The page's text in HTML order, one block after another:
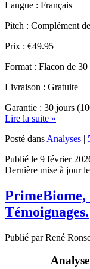
Pitch : Complément
Prix : €49.95
Format : Flacon de 30
Livraison : Gratuite
Garantie : 30 jours
Posté dansAnalyses
Publié le 9 février
PrimeBiome,
Témoignages.
Publié par René Ronse